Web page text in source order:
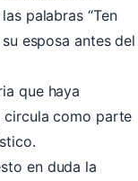
palabras “Ten
esposa antes del
que haya
como parte
en duda la